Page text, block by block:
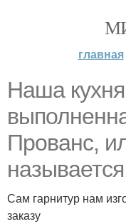
главная
Наша
Прованс,
Сам гарнитур нам
заказу